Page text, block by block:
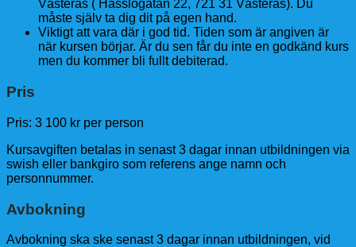
Västerås ( Hässlögatan 22, 721 31 Västerås). Du
måste själv ta dig dit på egen hand.
Viktigt att vara där i god tid. Tiden som är angiven är
när kursen börjar. Är du sen får du inte en godkänd kurs
men du kommer bli fullt debiterad.
Pris
Pris: 3 100 kr per person
Kursavgiften betalas in senast 3 dagar innan utbildningen via
swish eller bankgiro som referens ange namn och
personnummer.
Avbokning
Avbokning ska ske senast 3 dagar innan utbildningen, vid